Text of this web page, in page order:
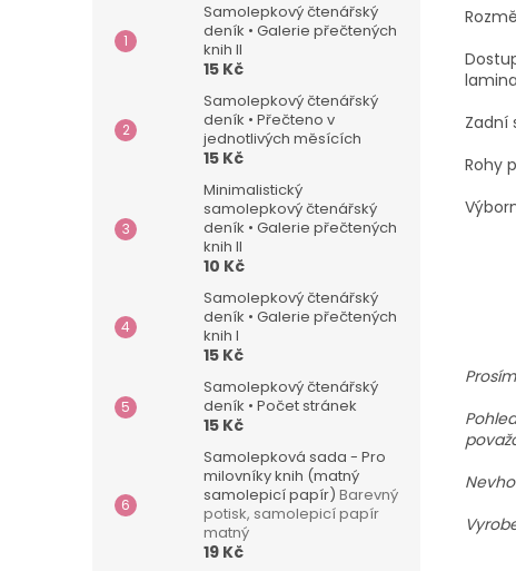
Samolepkový čtenářský
deník • Galerie přečtených
knih II
15 Kč
Samolepkový čtenářský
deník • Přečteno v
jednotlivých měsících
15 Kč
Minimalistický
samolepkový čtenářský
deník • Galerie přečtených
knih II
10 Kč
Samolepkový čtenářský
deník • Galerie přečtených
knih I
15 Kč
Samolepkový čtenářský
deník • Počet stránek
15 Kč
Samolepková sada - Pro
milovníky knih (matný
samolepicí papír) Barevný
potisk, samolepicí papír
matný
19 Kč
Zadní
Rohy